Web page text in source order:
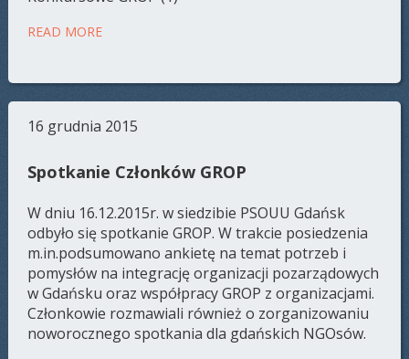
READ MORE
16 grudnia 2015
Spotkanie Członków GROP
W dniu 16.12.2015r. w siedzibie PSOUU Gdańsk
odbyło się spotkanie GROP. W trakcie posiedzenia
m.in.podsumowano ankietę na temat potrzeb i
pomysłów na integrację organizacji pozarządowych
w Gdańsku oraz współpracy GROP z organizacjami.
Członkowie rozmawiali również o zorganizowaniu
noworocznego spotkania dla gdańskich NGOsów.